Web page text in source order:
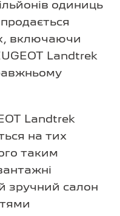
одиниць
включаючи
Landtrek
Landtrek
на тих
таким
зручний салон